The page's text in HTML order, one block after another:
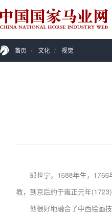
首页 / 文化 / 视觉
郎世宁，1688年生，
教，到京后约于雍正元年
他很好地融合了中西绘画